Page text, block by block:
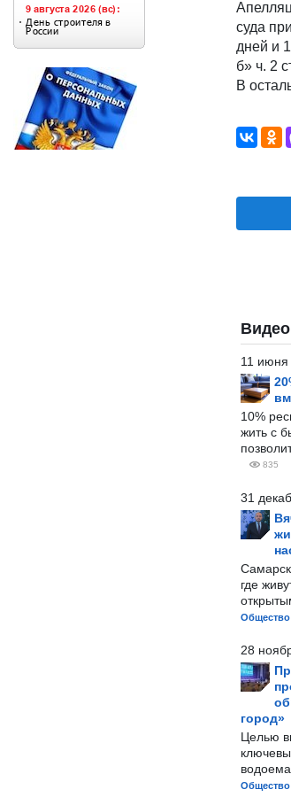
суда
дней и
б» ч. 2
В
Видео
11 июня
10%
жить с
835
31
где
Общество
28
город»
Целью
Общество